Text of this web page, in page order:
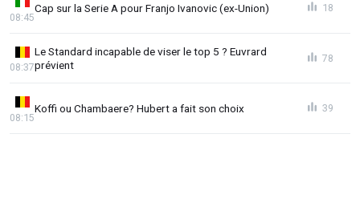
Cap sur la Serie A pour Franjo Ivanovic (ex-Union)
08:45
18
Le Standard incapable de viser le top 5 ? Euvrard
prévient
08:37
78
Koffi ou Chambaere? Hubert a fait son choix
08:15
39